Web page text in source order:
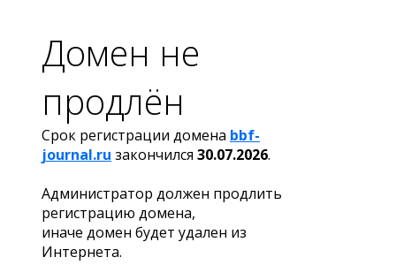
Домен не
продлён
Срок регистрации домена bbf-
journal.ru закончился 30.07.2026.
Администратор должен продлить
регистрацию домена,
иначе домен будет удален из
Интернета.